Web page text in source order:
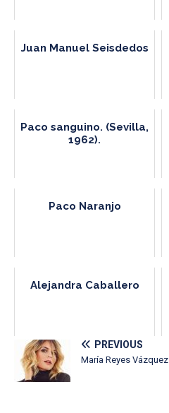
Juan Manuel Seisdedos
Paco sanguino. (Sevilla,
1962).
Paco Naranjo
Alejandra Caballero
PREVIOUS
María Reyes Vázquez.